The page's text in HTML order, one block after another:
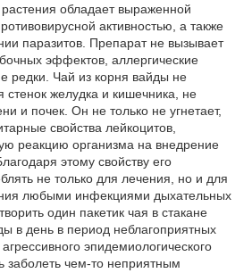
растения обладает выраженной
активностью, а также
паразитов. Препарат не вызывает
эффектов, аллергические
редки. Чай из корня вайды не
стенок желудка и кишечника, не
и почек. Он не только не угнетает,
свойства лейкоцитов,
реакцию организма на внедрение
этому свойству его
не только для лечения, но и для
любыми инфекциями дыхательных
один пакетик чая в стакане
в день в период неблагоприятных
эпидемиологического
заболеть чем-то неприятным